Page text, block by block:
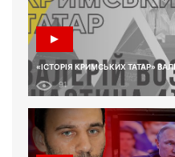
«ІСТОРІЯ КРИМСЬКИХ ТАТАР»
91